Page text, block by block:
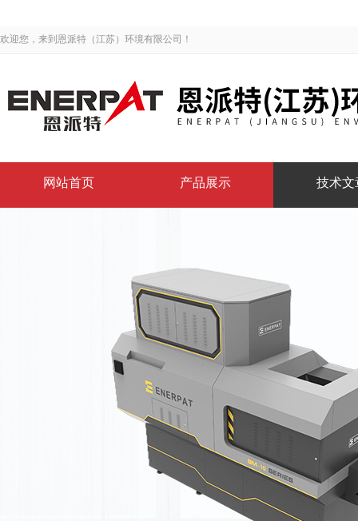
欢迎您，来到恩派特（江苏）环境有限公司！
网站首页 产品展示 技术文